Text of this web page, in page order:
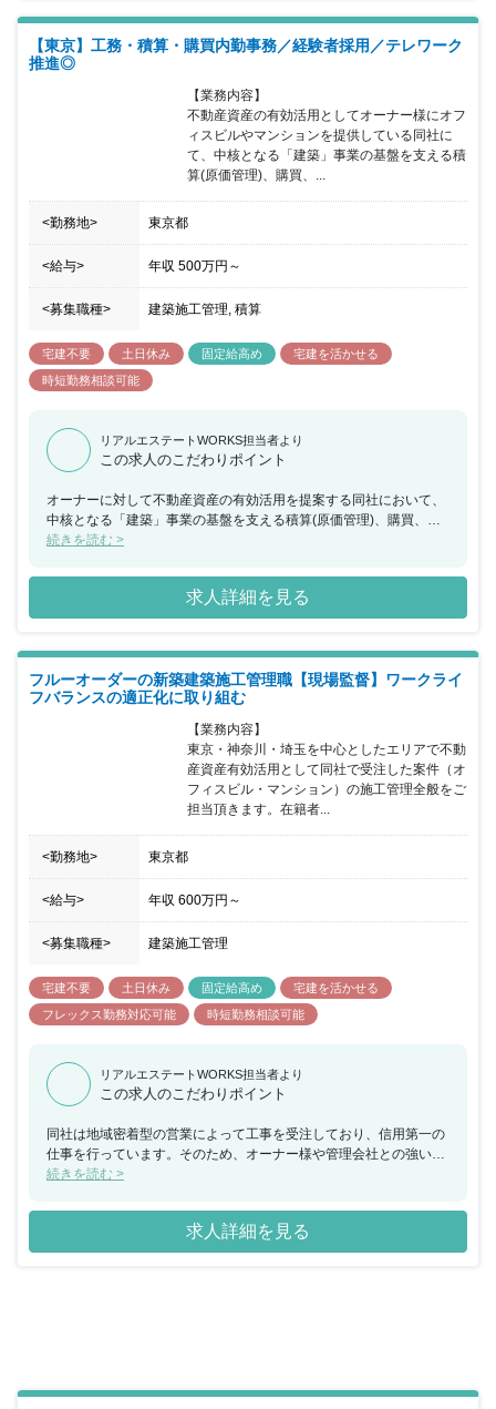
ます。 このOne Team施工管理は「ワークライフバランスの適正
化」はもちろん「業務の効率化」「管理水準の平準化」「管理の確
実化」に寄与します。 【全社管理体制・業務改善取組の詳細】 施
工の全社管理体制構築と業務改善の為に、以下の事柄について実施
しています。 〇IOTを活用した現場の遠隔管理 〇施工管理者を含め
た在宅勤務推進 〇フレックスタイム似勤務制度の導入 〇勤怠状況
の中央フォロー 〇工事原価の中央管理 〇安全関係書類の中央管理
〇施工図・承認図の本社実務 〇施工管理ITツールの活用
【東京】工務・積算・購買内勤事務／経験者採用／テレワーク
推進◎
【業務内容】
不動産資産の有効活用としてオーナー様にオフ
ィスビルやマンションを提供している同社に
て、中核となる「建築」事業の基盤を支える積
算(原価管理)、購買、...
<勤務地> 東京都
<給与> 年収 500万円 ～
<募集職種> 建築施工管理, 積算
宅建不要 土日休み 固定給高め
宅建を活かせる
時短勤務相談可能
リアルエステートWORKS担当者より
この求人のこだわりポイント
オーナーに対して不動産資産の有効活用を提案する同社において、
中核となる「建築」事業の基盤を支える積算(原価管理)、購買、工
務の重要なポジションです。同社は地域密着型で地域に愛されてい
め、リピーターや口コミが多く、現場は非常に落ち着いています。
人材教育や資格取得奨励制度が充実していたり、非常に働きやすい
職場環境で、離職率も大変低くなっています。 また現場において、
プの磐石な経営基盤があるので長いキャリアを積めます。
続きを読む >
求人詳細を見る
フルーオーダーの新築建築施工管理職【現場監督】ワークライ
フバランスの適正化に取り組む
【業務内容】
東京・神奈川・埼玉を中心としたエリアで不動
産資産有効活用として同社で受注した案件（オ
フィスビル・マンション）の施工管理全般をご
担当頂きます。在籍者...
<勤務地> 東京都
<給与> 年収 600万円 ～
<募集職種> 建築施工管理
宅建不要 土日休み 固定給高め
宅建を活かせる
フレックス勤務対応可能
時短勤務相談可能
リアルエステートWORKS担当者より
この求人のこだわりポイント
同社は地域密着型の営業によって工事を受注しており、信用第一の
仕事を行っています。そのため、オーナー様や管理会社との強いパ
イプがあり、リピーターや口コミでの案件受注が多いのが特徴で
き方を廃し、本質的な業務改善に急ピッチで取組んでいます。そし
てその取組の柱が工事の「全社管理化」です。「現場担当者は現場
でしか出来ない事だけ行い、その他の業務は部門のみんなで行う。
た在宅勤務推進 〇フレックスタイム似勤務制度の導入 〇勤怠状況
続きを読む >
求人詳細を見る